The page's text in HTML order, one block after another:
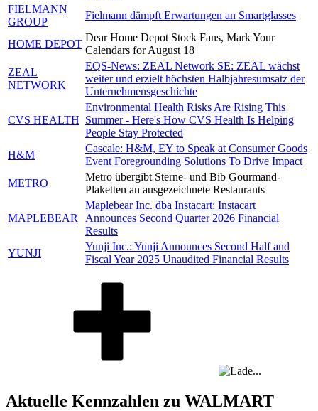
FIELMANN
GROUP
Fielmann dämpft Erwartungen an Smartglasses
HOME DEPOT
Dear Home Depot Stock Fans, Mark Your
Calendars for August 18
ZEAL
NETWORK
EQS-News: ZEAL Network SE: ZEAL wächst
weiter und erzielt höchsten Halbjahresumsatz der
Unternehmensgeschichte
CVS HEALTH
Environmental Health Risks Are Rising This
Summer - Here's How CVS Health Is Helping
People Stay Protected
H&M
Cascale: H&M, EY to Speak at Consumer Goods
Event Foregrounding Solutions To Drive Impact
METRO
Metro übergibt Sterne- und Bib Gourmand-
Plaketten an ausgezeichnete Restaurants
MAPLEBEAR
Maplebear Inc. dba Instacart: Instacart
Announces Second Quarter 2026 Financial
Results
YUNJI
Yunji Inc.: Yunji Announces Second Half and
Fiscal Year 2025 Unaudited Financial Results
Aktuelle Kennzahlen zu WALMART